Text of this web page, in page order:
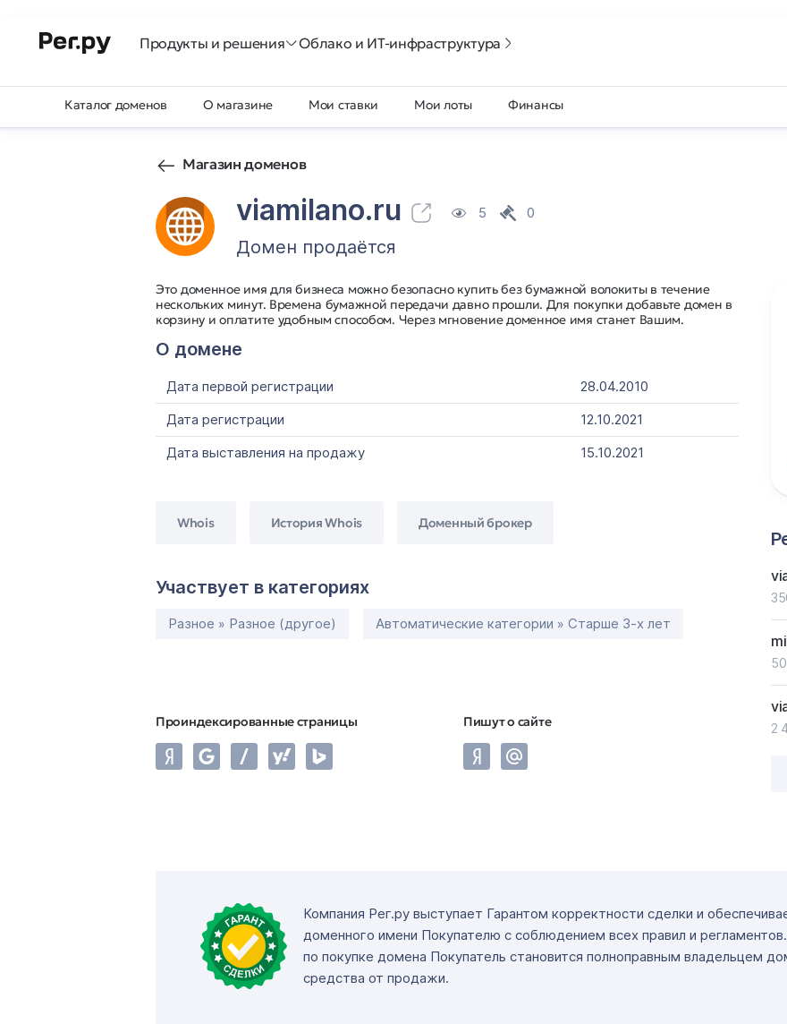
Продукты и решения Облако и ИТ-инфраструктура
Каталог доменов О магазине Мои ставки Мои лоты Финансы
Магазин доменов
viamilano.ru 5 0
Домен продаётся
Это доменное имя для бизнеса можно безопасно купить без бумажной волокиты в течение
нескольких минут. Времена бумажной передачи давно прошли. Для покупки добавьте домен в
корзину и оплатите удобным способом. Через мгновение доменное имя станет Вашим.
О домене
Дата первой регистрации
28.04.2010
Дата регистрации
12.10.2021
Дата выставления на продажу
15.10.2021
Whois История Whois Доменный брокер
Участвует в категориях
Разное » Разное (другое) Автоматические категории » Старше 3-х лет
Проиндексированные страницы Пишут о сайте 2
Компания Рег.ру выступает Гарантом корректности сделки и
доменного имени Покупателю с соблюдением всех правил и
по покупке домена Покупатель становится полноправным владельцем
средства от продажи.